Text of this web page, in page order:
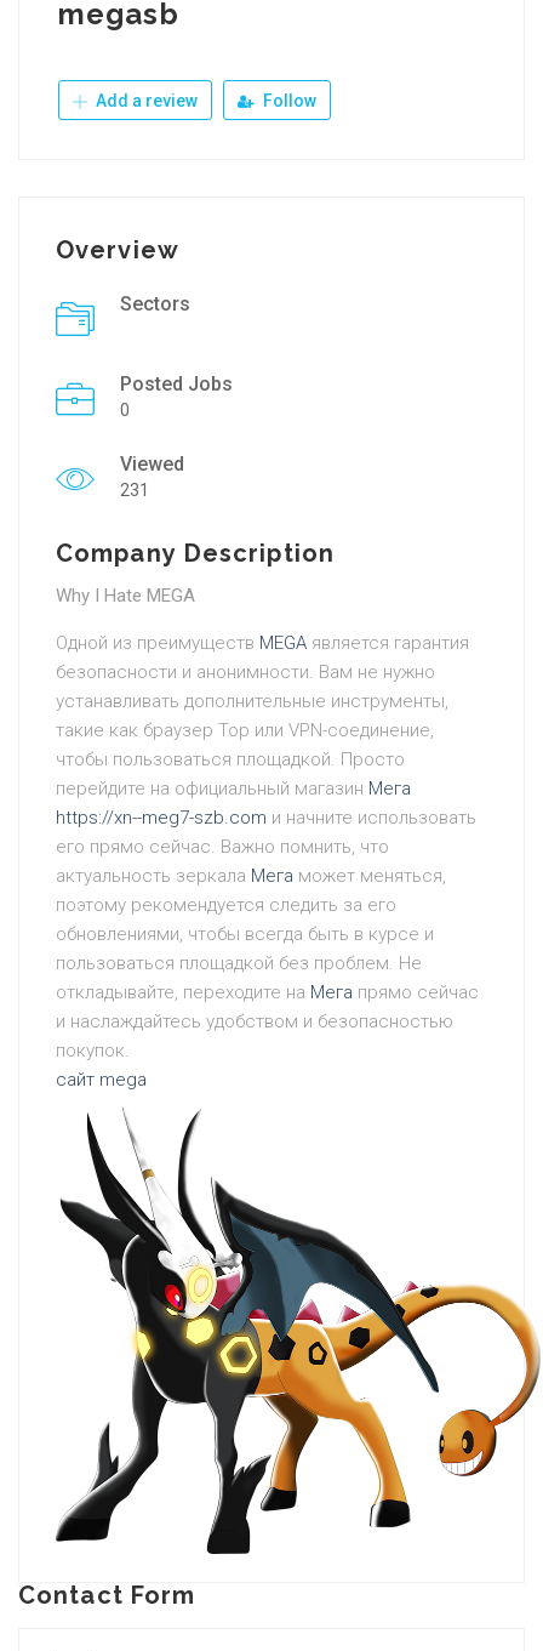
megasb
Add a review Follow
Overview
Sectors
Posted Jobs
0
Viewed
231
Company Description
Why I Hate MEGA
Одной из преимуществ MEGA является гарантия
безопасности и анонимности. Вам не нужно
устанавливать дополнительные инструменты,
такие как браузер Тор или VPN-соединение,
чтобы пользоваться площадкой. Просто
перейдите на официальный магазин Мега
https://xn--meg7-szb.com и начните использовать
его прямо сейчас. Важно помнить, что
актуальность зеркала Мега может меняться,
поэтому рекомендуется следить за его
обновлениями, чтобы всегда быть в курсе и
пользоваться площадкой без проблем. Не
откладывайте, переходите на Мега прямо сейчас
и наслаждайтесь удобством и безопасностью
покупок.
сайт mega
Contact Form